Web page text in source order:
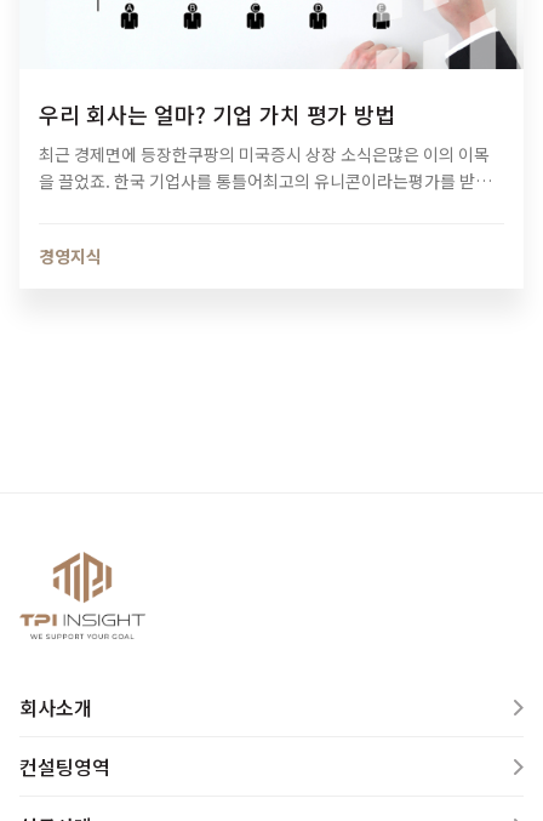
우리 회사는 얼마? 기업 가치 평가 방법
최근 경제면에 등장한쿠팡의 미국증시 상장 소식은많은 이의 이목
을 끌었죠. 한국 기업사를 통틀어최고의 유니콘이라는평가를 받기
위 등은결정된 바가 없습니다. 그런데도이토록 높은…
경영지식
회사소개
컨설팅영역